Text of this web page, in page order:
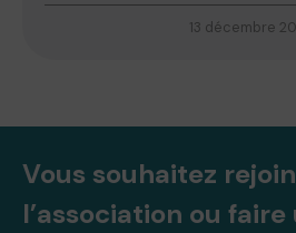
13 décembre
Vous souhaitez
l’association ou faire